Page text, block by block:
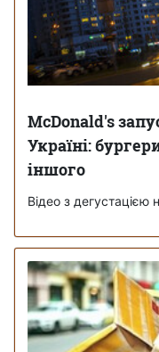
McDonald's
Україні:
іншого
Відео з дегустацією